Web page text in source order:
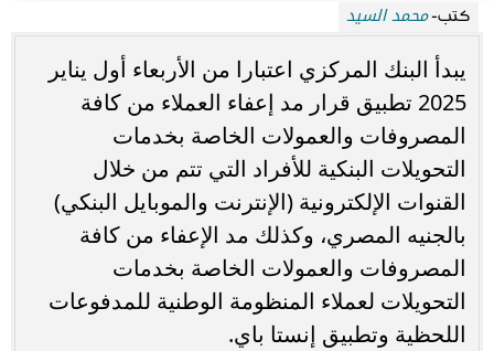
كتب-محمد السيد
يبدأ البنك المركزي اعتبارا من الأربعاء أول يناير
2025 تطبيق قرار مد إعفاء العملاء من كافة
المصروفات والعمولات الخاصة بخدمات
التحويلات البنكية للأفراد التي تتم من خلال
القنوات الإلكترونية (الإنترنت والموبايل البنكي)
بالجنيه المصري، وكذلك مد الإعفاء من كافة
المصروفات والعمولات الخاصة بخدمات
التحويلات لعملاء المنظومة الوطنية للمدفوعات
اللحظية وتطبيق إنستا باي.